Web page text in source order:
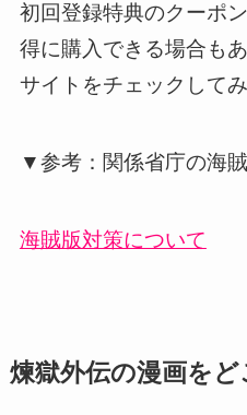
初回登録特典のクーポ
得に購入できる場合も
サイトをチェックして
▼参考：関係省庁の海
海賊版対策について
煉獄外伝の漫画を